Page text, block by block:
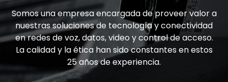
Somos una empresa encargada de proveer valor a
nuestras soluciones de tecnología y conectividad
en redes de voz, datos, video y control de acceso.
La calidad y la ética han sido constantes en estos
25 años de experiencia.